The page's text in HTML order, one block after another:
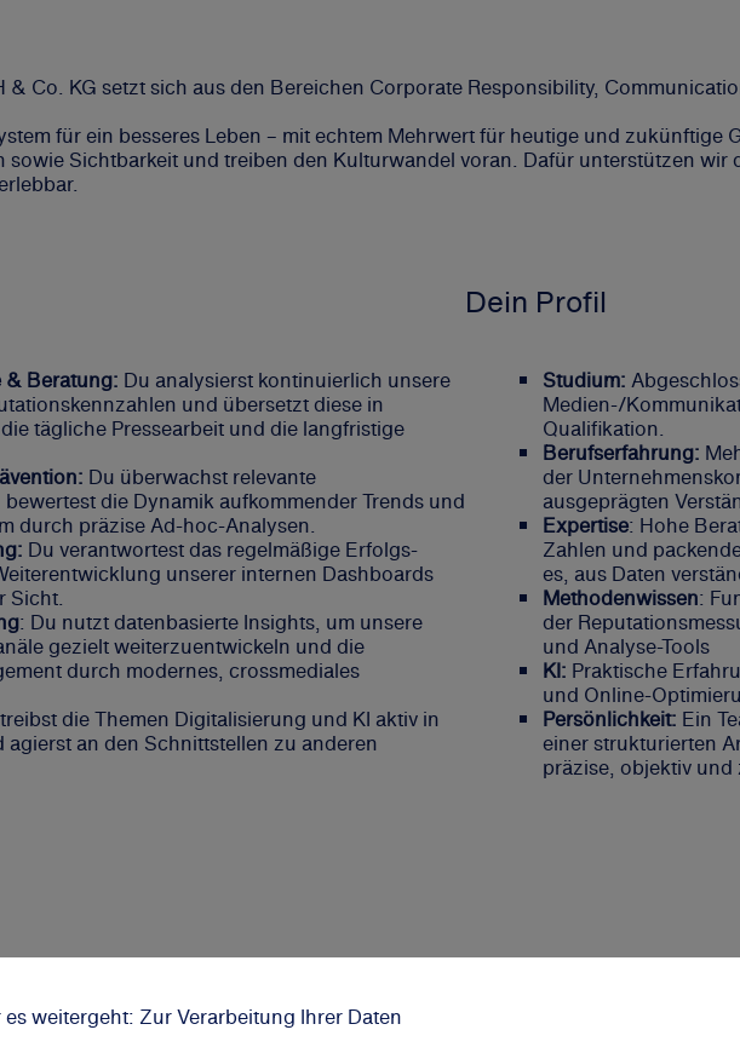
es weitergeht: Zur Verarbeitung Ihrer Daten
& Co. KG setzt sich aus den Bereichen Corporate Responsibility,
für ein besseres Leben – mit echtem Mehrwert für heutige und
Sichtbarkeit und treiben den Kulturwandel voran. Dafür unterstützen
& Beratung: Du analysierst kontinuierlich unsere
und übersetzt diese in
tägliche Pressearbeit und die langfristige
Du überwachst relevante
die Dynamik aufkommender Trends und
durch präzise Ad-hoc-Analysen.
Du verantwortest das regelmäßige Erfolgs-
unserer internen Dashboards
Sicht.
: Du nutzt datenbasierte Insights, um unsere
gezielt weiterzuentwickeln und die
durch modernes, crossmediales
die Themen Digitalisierung und KI aktiv in
an den Schnittstellen zu anderen
Dein Profil
Studium:
Medien-/
Qualifikation.
Berufserfahrung:
der
ausgeprägten
Expertise: Hohe
Zahlen und
es, aus Daten
Methodenwissen:
der
und Analyse-Tools
KI: Praktische
und Online-
Persönlichkeit: Ein
einer strukturierten
präzise, objektiv